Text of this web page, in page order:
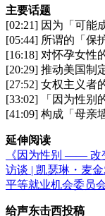
主要话题
[02:21] 因为「可能
[05:44] 所谓的「保
[16:18] 对怀孕女性
[20:29] 推动美国制
[27:52] 女权主义者
[33:02] 「因为性别
[41:09] 构成「母亲
延伸阅读
《因为性别 —— 改
访谈 | 凯瑟琳・麦
平等就业机会委员
给声东击西投稿